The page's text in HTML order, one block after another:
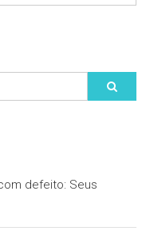
defeito: Seus